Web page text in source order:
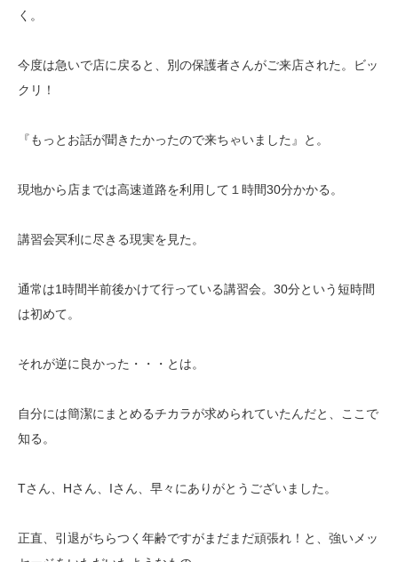
く。
今度は急いで店に戻ると、別の保護者さんがご来店された。ビッ
クリ！
『もっとお話が聞きたかったので来ちゃいました』と。
現地から店までは高速道路を利用して１時間30分かかる。
講習会冥利に尽きる現実を見た。
通常は1時間半前後かけて行っている講習会。30分という短時間
は初めて。
それが逆に良かった・・・とは。
自分には簡潔にまとめるチカラが求められていたんだと、ここで
知る。
Tさん、Hさん、Iさん、早々にありがとうございました。
正直、引退がちらつく年齢ですがまだまだ頑張れ！と、強いメッ